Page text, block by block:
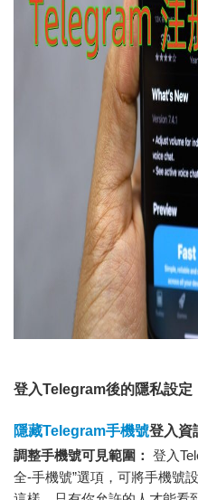
登入Telegram後的隱私設定
隱藏Telegram手機號登入資
調整手機號可見範圍： 登入
全-手機號”選項，可將手機號設